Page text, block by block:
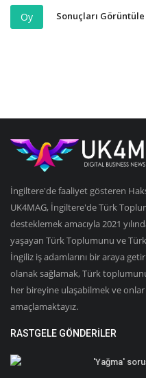
Oy Sonuçları Görüntüle
İngiltere'de faaliyet gösteren
UK4MAG, İngiltere'de Türk
desteklemek amacıyla 2021
yaşayan Türk Toplumunu ve
İngiliz iş adamlarını bir araya
olanak sağlamak, Türk
her bireyine ulaşabilmek ve
amaçlamaktayız.
RASTGELE GÖNDERILER
'Yağma'